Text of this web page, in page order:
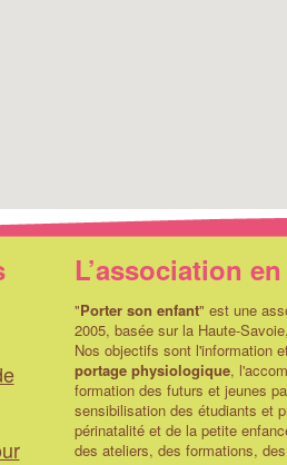
L’association
"Porter son enfant" est une
2005, basée sur la Haute-
Nos objectifs sont l'information
portage physiologique,
formation des futurs et jeunes
sensibilisation des étudiants et
périnatalité et de la petite
des ateliers, des formations, des